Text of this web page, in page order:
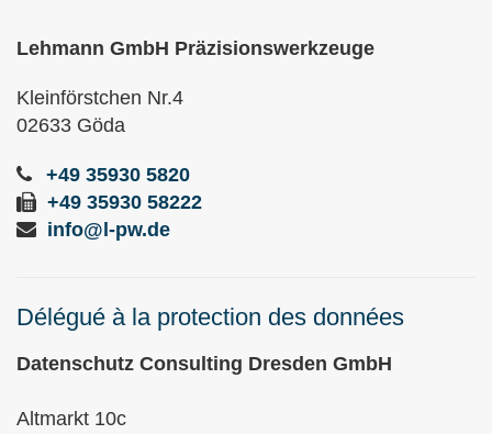
Lehmann GmbH Präzisionswerkzeuge
Kleinförstchen Nr.4
02633 Göda
+49 35930 5820
+49 35930 58222
info@l-pw.de
Délégué à la protection des données
Datenschutz Consulting Dresden GmbH
Altmarkt 10c